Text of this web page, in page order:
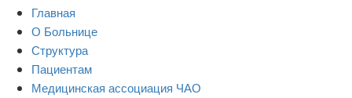
Главная
О Больнице
Структура
Пациентам
Медицинская ассоциация ЧАО